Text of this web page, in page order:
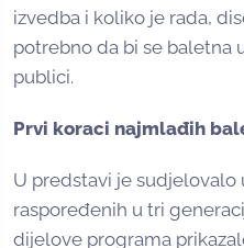
izvedba i koliko je rada,
potrebno da bi se baletna
publici.
Prvi koraci najmlađih
U predstavi je
raspoređenih u tri
dijelove programa